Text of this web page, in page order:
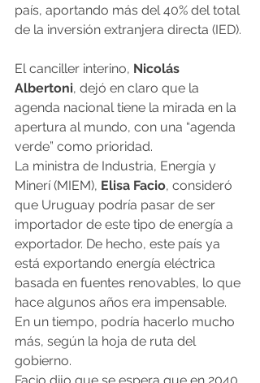
país, aportando más del 40% del total
de la inversión extranjera directa (IED).
El canciller interino, Nicolás
Albertoni, dejó en claro que la
agenda nacional tiene la mirada en la
apertura al mundo, con una “agenda
verde” como prioridad.
La ministra de Industria, Energía y
Minerí (MIEM), Elisa Facio, consideró
que Uruguay podría pasar de ser
importador de este tipo de energía a
exportador. De hecho, este país ya
está exportando energía eléctrica
basada en fuentes renovables, lo que
hace algunos años era impensable.
En un tiempo, podría hacerlo mucho
más, según la hoja de ruta del
gobierno.